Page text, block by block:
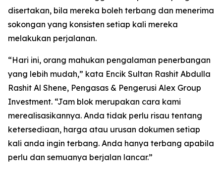
disertakan, bila mereka boleh terbang dan menerima
sokongan yang konsisten setiap kali mereka
melakukan perjalanan.
“Hari ini, orang mahukan pengalaman penerbangan
yang lebih mudah,” kata Encik Sultan Rashit Abdulla
Rashit Al Shene, Pengasas & Pengerusi Alex Group
Investment. “Jam blok merupakan cara kami
merealisasikannya. Anda tidak perlu risau tentang
ketersediaan, harga atau urusan dokumen setiap
kali anda ingin terbang. Anda hanya terbang apabila
perlu dan semuanya berjalan lancar.”